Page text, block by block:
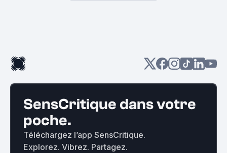
SensCritique dans votre
poche.
Téléchargez l’app SensCritique.
Explorez. Vibrez. Partagez.